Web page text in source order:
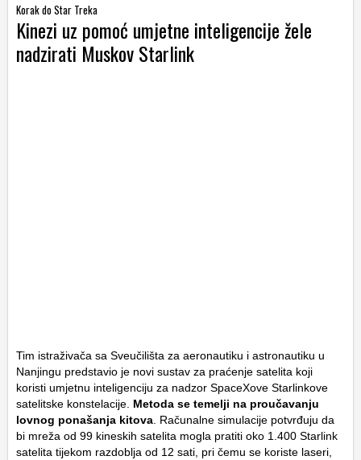
Korak do Star Treka
Kinezi uz pomoć umjetne inteligencije žele
nadzirati Muskov Starlink
Tim istraživača sa Sveučilišta za aeronautiku i astronautiku u
Nanjingu predstavio je novi sustav za praćenje satelita koji
koristi umjetnu inteligenciju za nadzor SpaceXove Starlinkove
satelitske konstelacije. Metoda se temelji na proučavanju
lovnog ponašanja kitova . Računalne simulacije potvrđuju da
bi mreža od 99 kineskih satelita mogla pratiti oko 1.400 Starlink
satelita tijekom razdoblja od 12 sati, pri čemu se koriste laseri,